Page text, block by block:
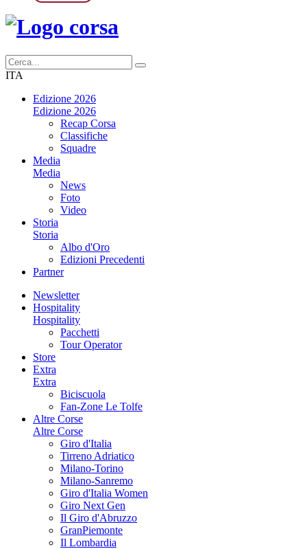
ITA
Edizione 2026
Edizione 2026
Recap Corsa
Classifiche
Squadre
Media
Media
News
Foto
Video
Storia
Storia
Albo d'Oro
Edizioni Precedenti
Partner
Newsletter
Hospitality
Hospitality
Pacchetti
Tour Operator
Store
Extra
Extra
Biciscuola
Fan-Zone Le Tolfe
Altre Corse
Altre Corse
Giro d'Italia
Tirreno Adriatico
Milano-Torino
Milano-Sanremo
Giro d'Italia Women
Giro Next Gen
Il Giro d'Abruzzo
GranPiemonte
Il Lombardia